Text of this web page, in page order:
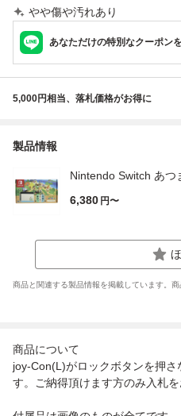
やや傷や汚れあり
あなただけの特別なクーポン
5,000円相当、落札価格がお得に
製品情報
Nintendo Switch あつ
6,380 円〜
商品と関連する製品情報を掲載しています。
商品について
joy-Con(L)がロックボタンを押
す。ご納得頂けます方のみ入札